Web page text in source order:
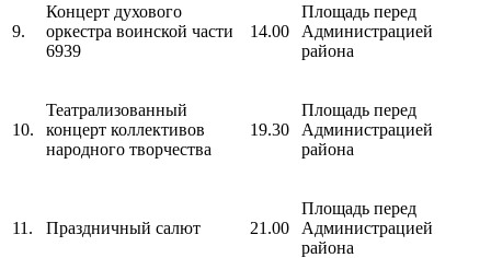
9.
Концерт духового
оркестра воинской части
6939
14.00
Площадь перед
Администрацией
района
10.
Театрализованный
концерт коллективов
народного творчества
19.30
Площадь перед
Администрацией
района
11. Праздничный салют 21.00
Площадь перед
Администрацией
района